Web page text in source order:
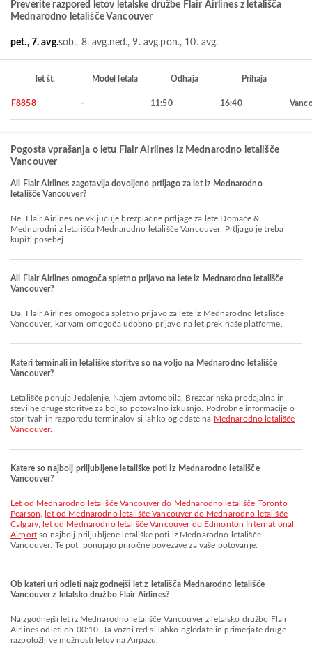
Preverite razpored letov letalske družbe Flair Airlines z letališča
Mednarodno letališče Vancouver
pet., 7. avg.sob., 8. avg.ned., 9. avg.pon., 10. avg.
let št. Model letala Odhaja Prihaja
F8858 - 11:50 16:40
Pogosta vprašanja o letu Flair Airlines iz Mednarodno letališče
Vancouver
Ali Flair Airlines zagotavlja dovoljeno prtljago za let iz Mednarodno
letališče Vancouver?
Ne, Flair Airlines ne vključuje brezplačne prtljage za lete Domače &
Mednarodni z letališča Mednarodno letališče Vancouver. Prtljago je treba
kupiti posebej.
Ali Flair Airlines omogoča spletno prijavo na lete iz Mednarodno letališče
Vancouver?
Da, Flair Airlines omogoča spletno prijavo za lete iz Mednarodno letališče
Vancouver, kar vam omogoča udobno prijavo na let prek naše platforme.
Kateri terminali in letališke storitve so na voljo na Mednarodno letališče
Vancouver?
Letališče ponuja Jedalenje, Najem avtomobila, Brezcarinska prodajalna in
številne druge storitve za boljšo potovalno izkušnjo. Podrobne informacije o
storitvah in razporedu terminalov si lahko ogledate na Mednarodno letališče
Vancouver.
Katere so najbolj priljubljene letališke poti iz Mednarodno letališče
Vancouver?
let od Mednarodno letališče Vancouver do Mednarodno letališče Toronto
Pearson
let od Mednarodno letališče Vancouver do Mednarodno letališče
Calgary,
let od Mednarodno letališče Vancouver do Edmonton International
Airportso najbolj priljubljene letališke poti iz Mednarodno letališče
Vancouver. Te poti ponujajo priročne povezave za vaše potovanje.
Ob kateri uri odleti najzgodnejši let z letališča Mednarodno letališče
Vancouver z letalsko družbo Flair Airlines?
Najzgodnejši let iz Mednarodno letališče Vancouver z letalsko družbo Flair
Airlines odleti ob 00:10. Ta vozni red si lahko ogledate in primerjate druge
razpoložljive možnosti letov na Airpazu.